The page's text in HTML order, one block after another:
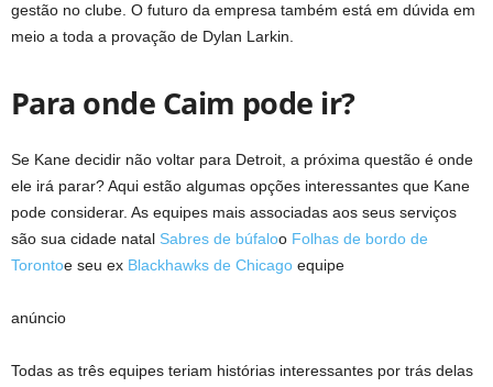
gestão no clube. O futuro da empresa também está em dúvida em
meio a toda a provação de Dylan Larkin.
Para onde Caim pode ir?
Se Kane decidir não voltar para Detroit, a próxima questão é onde
ele irá parar? Aqui estão algumas opções interessantes que Kane
pode considerar. As equipes mais associadas aos seus serviços
são sua cidade natal Sabres de búfaloo Folhas de bordo de
Torontoe seu ex Blackhawks de Chicago equipe
anúncio
Todas as três equipes teriam histórias interessantes por trás delas